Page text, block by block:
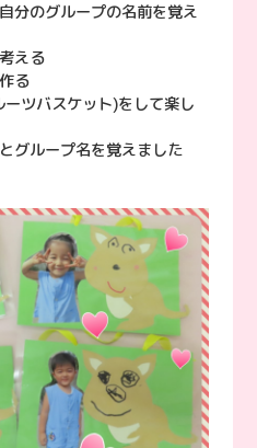
分のグループの名前を覚え
える
る
ツバスケット)をして楽し
グループ名を覚えました